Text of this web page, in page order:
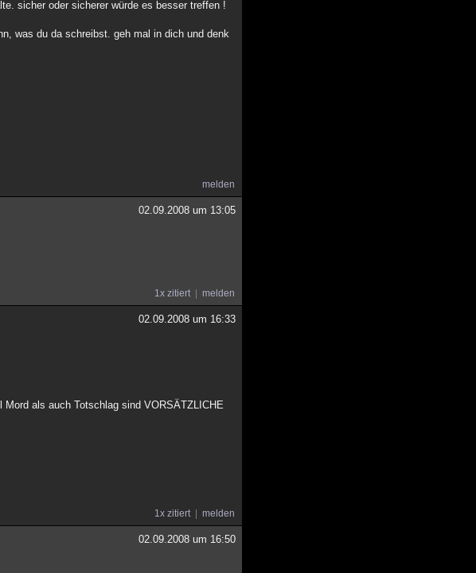
sicher oder sicherer würde es besser treffen !
was du da schreibst. geh mal in dich und denk
melden
02.09.2008 um 13:05
1x zitiert melden
02.09.2008 um 16:33
als auch Totschlag sind VORSÄTZLICHE
1x zitiert melden
02.09.2008 um 16:50